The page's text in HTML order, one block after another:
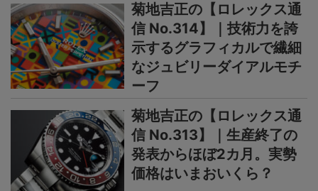
菊地吉正の【ロレックス通
信 No.314】｜技術力を誇
示するグラフィカルで繊細
なジュビリーダイアルモチ
ーフ
菊地吉正の【ロレックス通
信 No.313】｜生産終了の
発表からほぼ2カ月。実勢
価格はいまおいくら？